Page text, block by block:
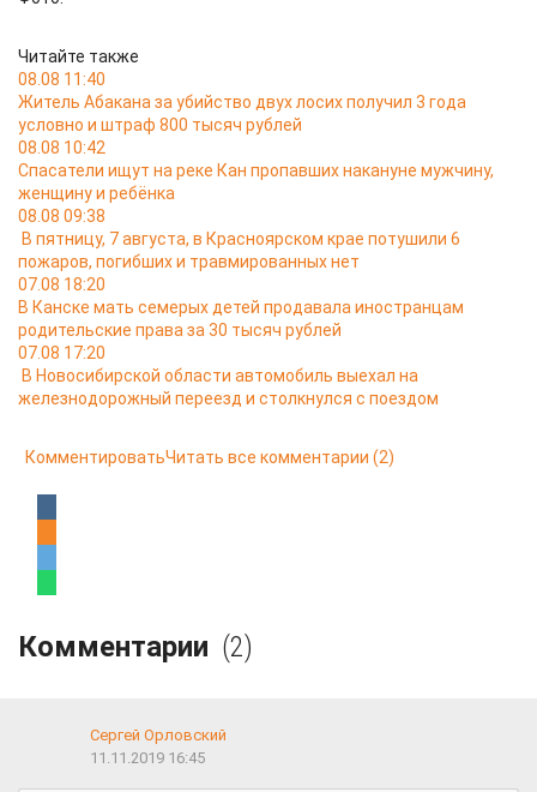
Читайте также
08.08 11:40
Житель Абакана за убийство двух лосих получил 3 года
условно и штраф 800 тысяч рублей
08.08 10:42
Спасатели ищут на реке Кан пропавших накануне мужчину,
женщину и ребёнка
08.08 09:38
В пятницу, 7 августа, в Красноярском крае потушили 6
пожаров, погибших и травмированных нет
07.08 18:20
В Канске мать семерых детей продавала иностранцам
родительские права за 30 тысяч рублей
07.08 17:20
В Новосибирской области автомобиль выехал на
железнодорожный переезд и столкнулся с поездом
КомментироватьЧитать все комментарии (2)
Комментарии (2)
Сергей Орловский
11.11.2019 16:45